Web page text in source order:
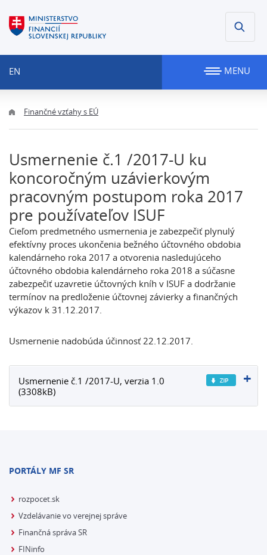
EN MENU
Finančné vzťahy s EÚ
Usmernenie č.1 /2017-U ku
koncoročným uzávierkovým
pracovným postupom roka 2017
pre používateľov ISUF
Cieľom predmetného usmernenia je zabezpečiť plynulý
efektívny proces ukončenia bežného účtovného obdobia
kalendárneho roka 2017 a otvorenia nasledujúceho
účtovného obdobia kalendárneho roka 2018 a súčasne
zabezpečiť uzavretie účtovných kníh v ISUF a dodržanie
termínov na predloženie účtovnej závierky a finančných
výkazov k 31.12.2017.
Usmernenie nadobúda účinnosť 22.12.2017.
Usmernenie č.1 /2017-U, verzia 1.0
(3308kB)
PORTÁLY MF SR
rozpocet.sk
Vzdelávanie vo verejnej správe
Finančná správa SR
FINinfo